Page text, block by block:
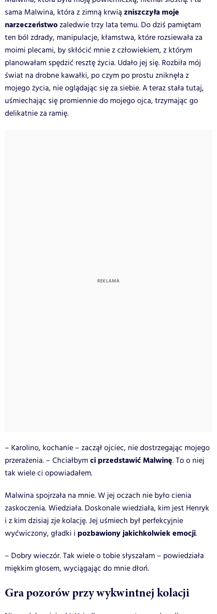
sama Malwina, która z zimną krwią zniszczyła moje
narzeczeństwozaledwie trzy lata temu. Do dziś pamiętam
ten ból zdrady, manipulacje, kłamstwa, które rozsiewała za
moimi plecami, by skłócić mnie z człowiekiem, z którym
planowałam spędzić resztę życia. Udało jej się. Rozbiła mój
świat na drobne kawałki, po czym po prostu zniknęła z
mojego życia, nie oglądając się za siebie. A teraz stała tutaj,
uśmiechając się promiennie do mojego ojca, trzymając go
delikatnie za ramię.
– Karolino, kochanie – zaczął ojciec, nie dostrzegając mojego
przerażenia. – Chciałbym ci przedstawić Malwinę. To o niej
tak wiele ci opowiadałem.
Malwina spojrzała na mnie. W jej oczach nie było cienia
zaskoczenia. Wiedziała. Doskonale wiedziała, kim jest Henryk
i z kim dzisiaj zje kolację. Jej uśmiech był perfekcyjnie
wyćwiczony, gładki i pozbawiony jakichkolwiek emocji.
– Dobry wieczór. Tak wiele o tobie słyszałam – powiedziała
miękkim głosem, wyciągając do mnie dłoń.
Gra pozorów przy wykwintnej kolacji